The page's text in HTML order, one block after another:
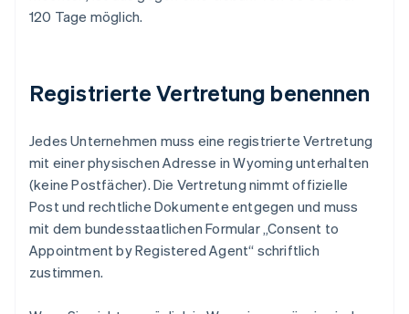
120 Tage möglich.
Registrierte Vertretung benennen
Jedes Unternehmen muss eine registrierte Vertretung
mit einer physischen Adresse in Wyoming unterhalten
(keine Postfächer). Die Vertretung nimmt offizielle
Post und rechtliche Dokumente entgegen und muss
mit dem bundesstaatlichen Formular „Consent to
Appointment by Registered Agent“ schriftlich
zustimmen.